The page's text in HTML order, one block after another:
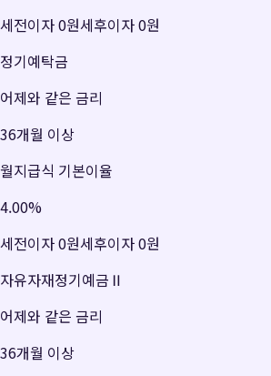
세전이자0원세후이자0원
정기예탁금
어제와 같은 금리
36개월 이상
월지급식 기본이율
4.00%
세전이자0원세후이자0원
자유자재정기예금Ⅱ
어제와 같은 금리
36개월 이상